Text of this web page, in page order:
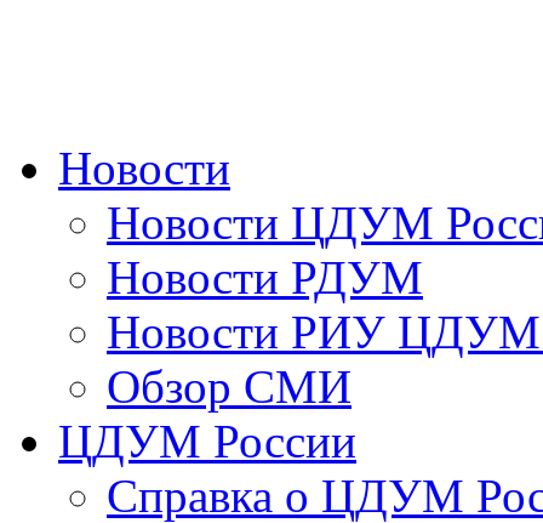
Новости
Новости ЦДУМ
Новости РДУМ
Новости РИУ ЦДУМ
Обзор СМИ
ЦДУМ России
Справка о ЦДУМ